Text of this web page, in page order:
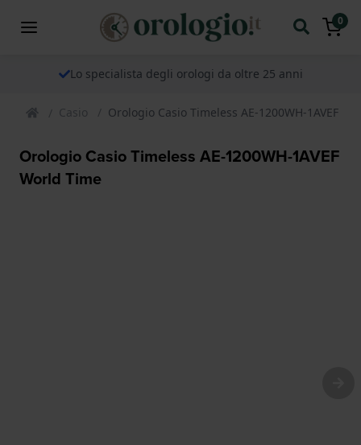
0
Lo specialista degli orologi da oltre 25 anni
Casio Orologio Casio Timeless AE-1200WH-1AVEF
Orologio Casio Timeless AE-1200WH-1AVEF
World Time